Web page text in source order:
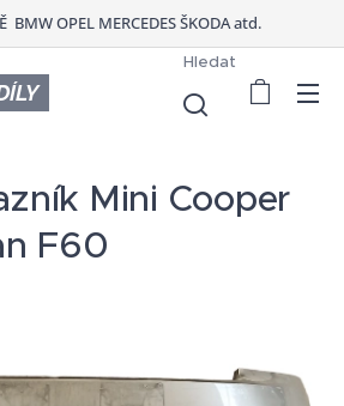
BMW OPEL MERCEDES ŠKODA atd.
Hledat
Mini Cooper
F60